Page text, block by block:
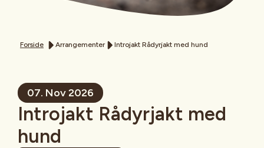
Forside Arrangementer Introjakt Rådyrjakt med hund
07. Nov 2026
Introjakt Rådyrjakt med
hund